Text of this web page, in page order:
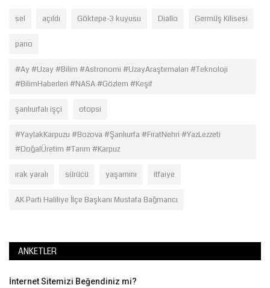
sel açıldı Göktepe-3 kuyusu Diallo Germüş Kilisesi
pano
#Ay #Uzay #Bilim #Astronomi #UzayAraştırmaları #Teknoloji
#BilimHaberleri #NASA #Gözlem #Keşif
şanlıurfalı işçi otopsi
#YaylakKarpuzu #Bozova #Şanlıurfa #FıratNehri #YazLezzeti
#DoğalÜretim #Tarım #Karpuz
ırak yaralı sürücü yaşamını itfaiye
AK Parti Haliliye İlçe Başkanı Mustafa Bağmancı
ANKETLER
İnternet Sitemizi Beğendiniz mi?